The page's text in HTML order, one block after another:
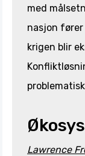
med
nasjon
krigen blir
Lawrence